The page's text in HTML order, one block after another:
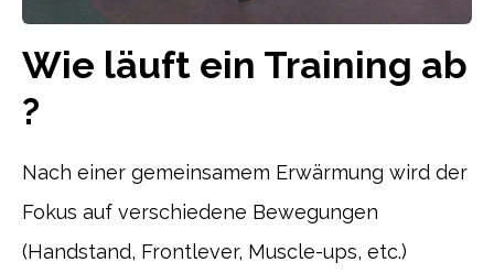
Wie läuft ein Training ab
?
Nach einer gemeinsamem Erwärmung wird der
Fokus auf verschiedene Bewegungen
(Handstand, Frontlever, Muscle-ups, etc.)